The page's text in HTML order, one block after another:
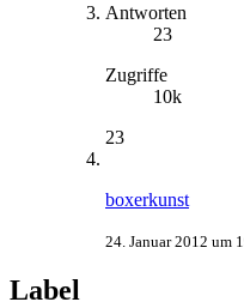
Antworten
23
Zugriffe
10k
23
boxerkunst
24. Januar 2012 um
Label